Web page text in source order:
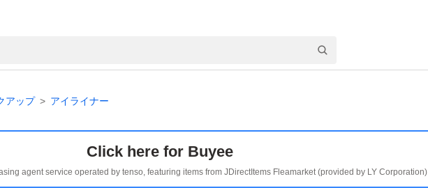
アップ アイライナー
Click here for Buyee
agent service operated by tenso, featuring items from JDirectItems Fleamarket (provided by LY Corporation)